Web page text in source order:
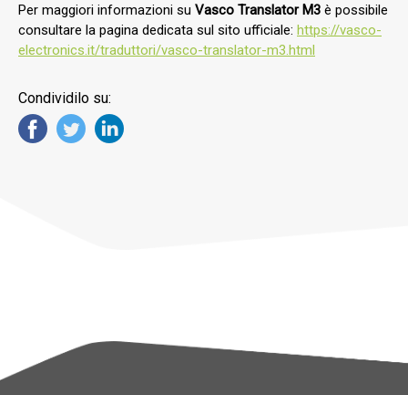
Per maggiori informazioni su Vasco Translator M3 è possibile
consultare la pagina dedicata sul sito ufficiale: https://vasco-
electronics.it/traduttori/vasco-translator-m3.html
Condividilo su: